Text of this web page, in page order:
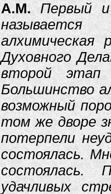
А.М. Первый
Духовного
второй
Большинство
возможный
том же дворе
потерпели
состоялась.
удачливых